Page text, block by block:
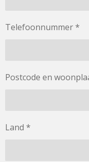
Telefoonnummer *
Postcode en
Land *